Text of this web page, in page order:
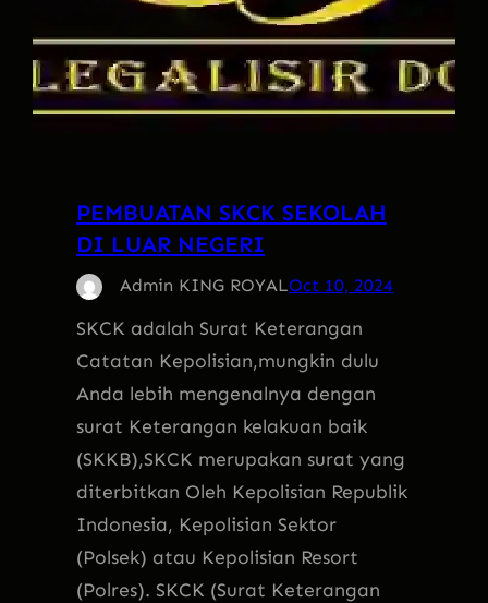
PEMBUATAN SKCK SEKOLAH
DI LUAR NEGERI
Admin KING ROYALOct 10, 2024
SKCK adalah Surat Keterangan
Catatan Kepolisian,mungkin dulu
Anda lebih mengenalnya dengan
surat Keterangan kelakuan baik
(SKKB),SKCK merupakan surat yang
diterbitkan Oleh Kepolisian Republik
Indonesia, Kepolisian Sektor
(Polsek) atau Kepolisian Resort
(Polres). SKCK (Surat Keterangan